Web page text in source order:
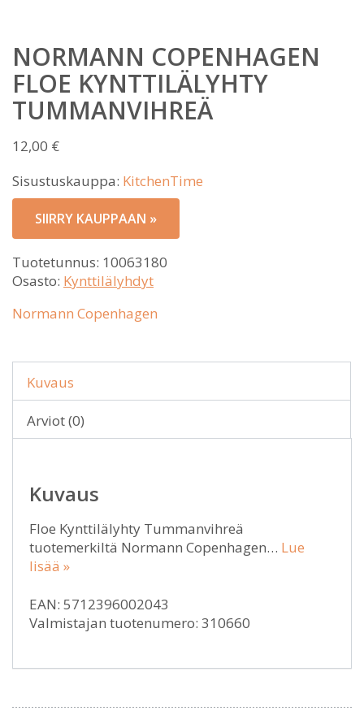
NORMANN COPENHAGEN
FLOE KYNTTILÄLYHTY
TUMMANVIHREÄ
12,00 €
Sisustuskauppa: KitchenTime
SIIRRY KAUPPAAN »
Tuotetunnus: 10063180
Osasto: Kynttilälyhdyt
Normann Copenhagen
Kuvaus
Arviot (0)
Kuvaus
Floe Kynttilälyhty Tummanvihreä
tuotemerkiltä Normann Copenhagen… Lue
lisää »
EAN: 5712396002043
Valmistajan tuotenumero: 310660